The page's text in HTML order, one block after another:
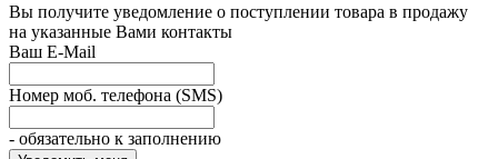
Вы получите уведомление о поступлении товара в продажу
на указанные Вами контакты
Ваш E-Mail
Номер моб. телефона (SMS)
- обязательно к заполнению